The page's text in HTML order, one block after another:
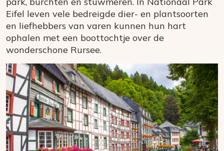
Eifel leven vele bedreigde dier- en plantsoorten
en liefhebbers van varen kunnen hun hart
ophalen met een boottochtje over de
wonderschone Rursee.